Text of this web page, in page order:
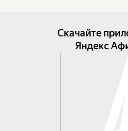
Скачайте
Яндекс